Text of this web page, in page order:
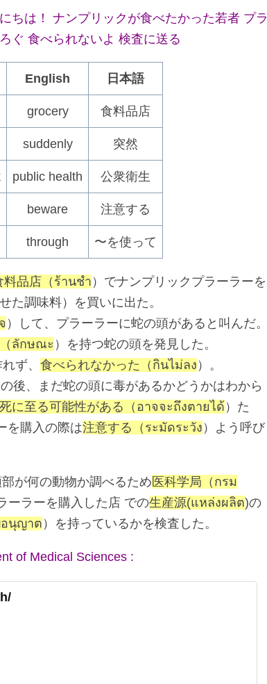
ちは！ ナンプリックが食べたかった若者 プラ
ぐ 食べられないよ 検査に送る
English 日本語
grocery 食料品店
suddenly 突然
public health 公衆衛生
beware 注意する
through 〜を使って
料品店（ร้านชำ ）でナンプリックプラーラーを
た調味料）を買いに出た。
）して、プラーラーに蛇の頭があると叫んだ。
ลักษณะ ）を持つ蛇の頭を発見した。
ず、 食べられなかった（กินไม่ลง ）。
後、まだ蛇の頭に毒があるかどうかはわから
死に至る可能性がある（อาจจะถึงตายได้ ）た
を購入の際は注意する（ระมัดระวัง ）よう呼び
が何の動物か調べるため 医科学局（กรม
ーラーを購入した店 での生産源(แหล่งผลิต)の
อนุญาต）を持っているかを検査した。
of Medical Sciences :